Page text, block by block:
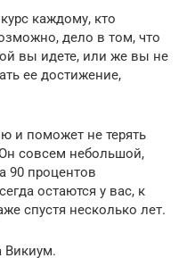
каждому, кто
дело в том, что
вы идете, или же вы не
ее достижение,
и поможет не терять
совсем небольшой,
90 процентов
остаются у вас, к
спустя несколько лет.
Викиум.